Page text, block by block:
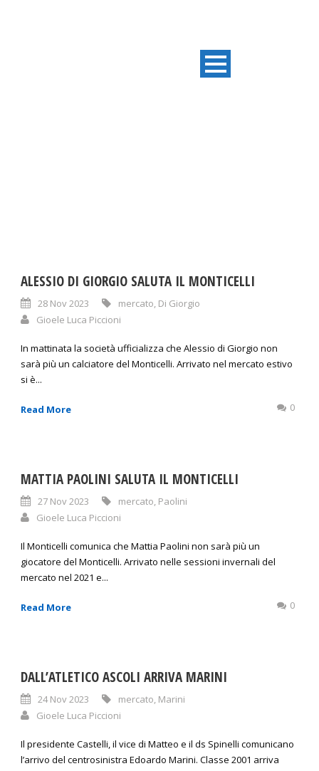
ALESSIO DI GIORGIO SALUTA IL MONTICELLI
28 Nov 2023 mercato, Di Giorgio
Gioele Luca Piccioni
In mattinata la società ufficializza che Alessio di Giorgio non
sarà più un calciatore del Monticelli. Arrivato nel mercato estivo
si è...
Read More 0
MATTIA PAOLINI SALUTA IL MONTICELLI
27 Nov 2023 mercato, Paolini
Gioele Luca Piccioni
Il Monticelli comunica che Mattia Paolini non sarà più un
giocatore del Monticelli. Arrivato nelle sessioni invernali del
mercato nel 2021 e...
Read More 0
DALL’ATLETICO ASCOLI ARRIVA MARINI
24 Nov 2023 mercato, Marini
Gioele Luca Piccioni
Il presidente Castelli, il vice di Matteo e il ds Spinelli comunicano
l’arrivo del centrosinistra Edoardo Marini. Classe 2001 arriva